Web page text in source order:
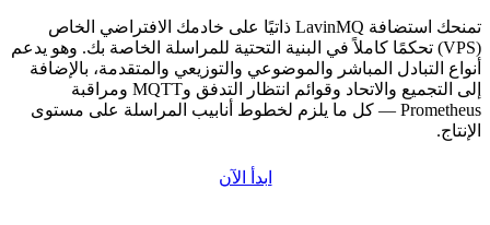
تمنحك استضافة LavinMQ ذاتيًا على خادمك الافتراضي الخاص
(VPS) تحكمًا كاملاً في البنية التحتية للمراسلة الخاصة بك. وهو يدعم
أنواع التبادل المباشر والموضوعي والتوزيعي والمتقدمة، بالإضافة
إلى التجميع والاتحاد وقوائم انتظار التدفق وMQTT ومراقبة
Prometheus — كل ما يلزم لخطوط أنابيب المراسلة على مستوى
الإنتاج.
ابدأ الآن